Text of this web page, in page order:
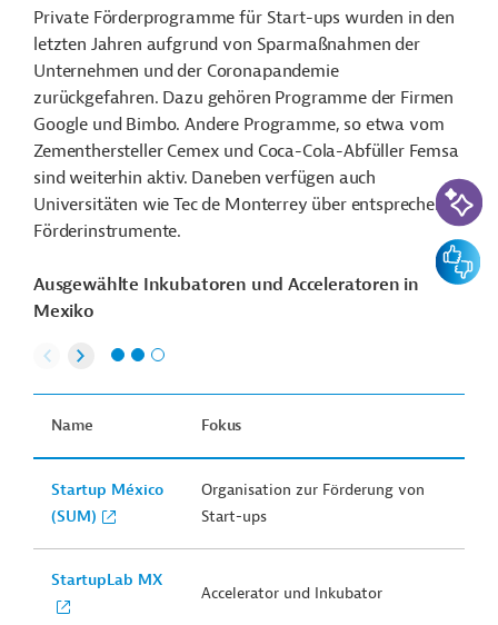
Private Förderprogramme für Start-ups wurden in den
letzten Jahren aufgrund von Sparmaßnahmen der
Unternehmen und der Coronapandemie
zurückgefahren. Dazu gehören Programme der Firmen
Google und Bimbo. Andere Programme, so etwa vom
Zementhersteller Cemex und Coca-Cola-Abfüller Femsa
sind weiterhin aktiv. Daneben verfügen auch
Universitäten wie Tec de Monterrey über entsprechende
Förderinstrumente.
Ausgewählte Inkubatoren und Acceleratoren in
Mexiko
Name Fokus
Startup México
(SUM)
Organisation zur Förderung von
Start-ups
StartupLab MX
Accelerator und Inkubator
KI-